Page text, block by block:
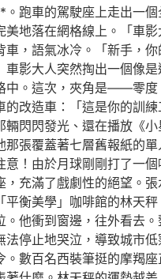
跑車的駕駛座上走出一
地落在網格線上。「車
，語氣冰冷。「新手，
影大人突然掏出一個像
。這次，夾角是——零
改造車：「這是你的訓
閃閃發光、還在播放《
張覆蓋著七層舊報紙的
！由於月球剛剛打了一
充滿了戲劇性的絕望。
衡美學」咖啡館的林天
他衝到窗邊，往外看去
停止地哭泣，導致城市
數百名西裝筆挺的摩羯